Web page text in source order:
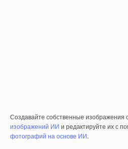
Создавайте собственные
изображений ИИ и редактируйте их с
фотографий на основе ИИ.